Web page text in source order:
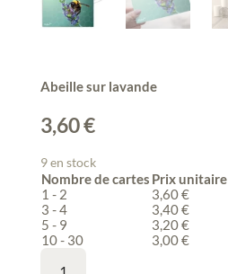
Abeille sur lavande
3,60€
9 en stock
Nombre de cartes Prix unitaire
1 - 2
3,60€
3 - 4
3,40€
5 - 9
3,20€
10 - 30
3,00€